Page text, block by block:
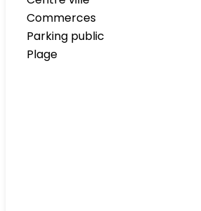
Commerces
Parking public
Plage